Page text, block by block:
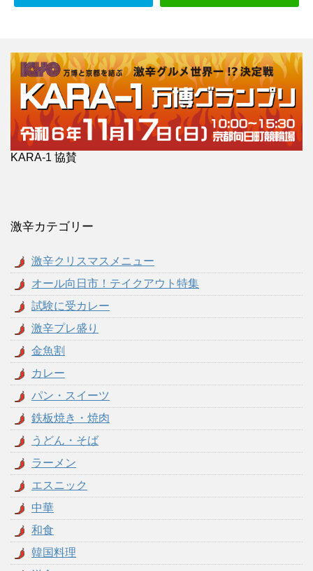
KARA-1 協賛
激辛カテゴリー
激辛クリスマスメニュー
オール向日市！テイクアウト特集
試験に受カレー
激辛プレ盛り
金魚割
カレー
パン・スイーツ
鉄板焼き・焼肉
うどん・そば
ラーメン
エスニック
中華
和食
韓国料理